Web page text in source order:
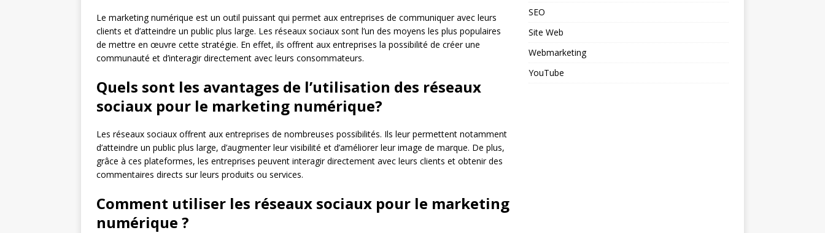
Le marketing numérique est un outil puissant qui permet aux entreprises de communiquer avec leurs
clients et d’atteindre un public plus large. Les réseaux sociaux sont l’un des moyens les plus populaires
de mettre en œuvre cette stratégie. En effet, ils offrent aux entreprises la possibilité de créer une
communauté et d’interagir directement avec leurs consommateurs.
Quels sont les avantages de l’utilisation des réseaux
sociaux pour le marketing numérique?
Les réseaux sociaux offrent aux entreprises de nombreuses possibilités. Ils leur permettent notamment
d’atteindre un public plus large, d’augmenter leur visibilité et d’améliorer leur image de marque. De plus,
grâce à ces plateformes, les entreprises peuvent interagir directement avec leurs clients et obtenir des
commentaires directs sur leurs produits ou services.
Comment utiliser les réseaux sociaux pour le marketing
numérique ?
SEO
Site Web
Webmarketing
YouTube